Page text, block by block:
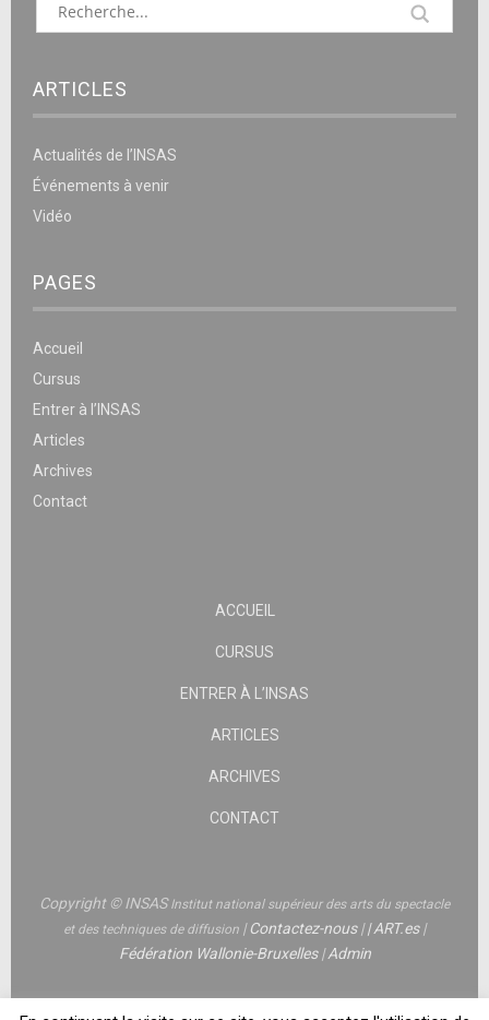
ARTICLES
Actualités de l’INSAS
Événements à venir
Vidéo
PAGES
Accueil
Cursus
Entrer à l’INSAS
Articles
Archives
Contact
ACCUEIL
CURSUS
ENTRER À L’INSAS
ARTICLES
ARCHIVES
CONTACT
Copyright © INSASInstitut national supérieur des arts du spectacle
et des techniques de diffusion |Contactez-nous||ART.es|
Fédération Wallonie-Bruxelles|Admin